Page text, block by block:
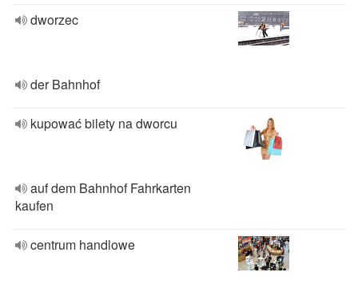
dworzec
der Bahnhof
kupować bilety na dworcu
auf dem Bahnhof Fahrkarten
kaufen
centrum handlowe